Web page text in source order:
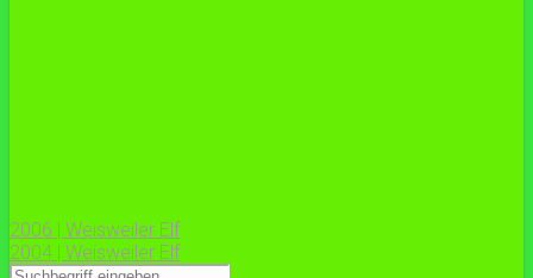
2006 | Weisweiler Elf
2004 | Weisweiler Elf